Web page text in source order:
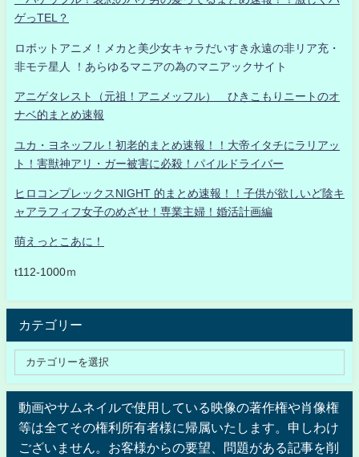
ゲっTEL？
ロボットアニメ！メカと美少女キャラだいすき永遠の非リア充・
非モテ星人 ！あらゆるマニアの為のマニアックサイト
アニゲタレスト（元祖！アニメッフル） ひきこもりニートのオ
ナベ的まとめ速報
ユカ・ヨネッフル！初老的まとめ速報！！大帝イタチにラリアッ
ト！害獣神アリ・ガー被害に必殺！パイルドライバー
ヒロコンプレックスNIGHT 的まとめ速報！！子供が欲しいど陰キ
ャアラフィフ女子のめざせ！専業主婦！婚活計画編
萌えっとこあに！
t112-1000ｍ
カテゴリー
動画やサムネイルで使用している映像の著作権や肖像権
等は全てその権利所有者様に帰属いたします。申しわけ
ございません。お客様からの要望、問題がある記事を削